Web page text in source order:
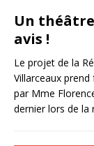
Un
avis !
Le projet de la
Villarceaux
par Mme
dernier lors de la